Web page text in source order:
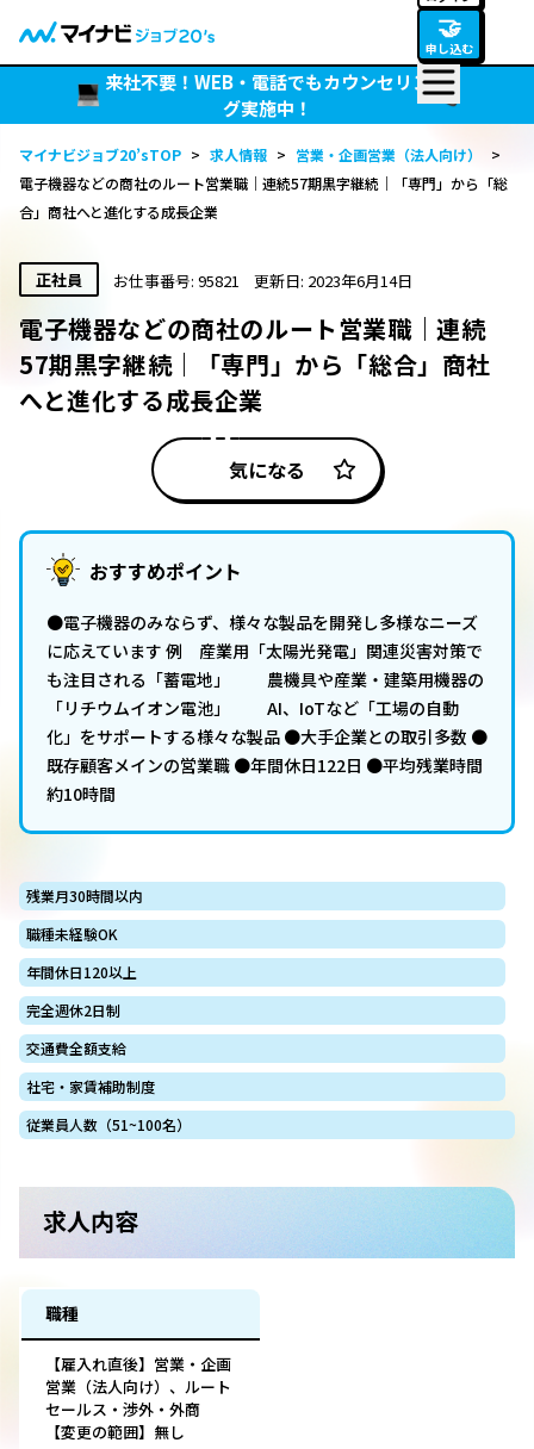
🤝
申し込む
来社不要！WEB・電話でもカウンセリン
グ実施中！
マイナビジョブ20’sTOP > 求人情報 > 営業・企画営業（法人向け）
>
電子機器などの商社のルート営業職｜連続57期黒字継続｜「専門」から「総
合」商社へと進化する成長企業
正社員 お仕事番号: 95821 更新日: 2023年6月14日
電子機器などの商社のルート営業職｜連続
57期黒字継続｜「専門」から「総合」商社
へと進化する成長企業
気になる
おすすめポイント
●電子機器のみならず、様々な製品を開発し多様なニーズ
に応えています 例 産業用「太陽光発電」関連災害対策で
も注目される「蓄電地」 農機具や産業・建築用機器の
「リチウムイオン電池」 AI、IoTなど「工場の自動
化」をサポートする様々な製品 ●大手企業との取引多数 ●
既存顧客メインの営業職 ●年間休日122日 ●平均残業時間
約10時間
残業月30時間以内
職種未経験OK
年間休日120以上
完全週休2日制
交通費全額支給
社宅・家賃補助制度
従業員人数（51~100名）
求人内容
職種
【雇入れ直後】営業・企画
営業（法人向け）、ルート
セールス・渉外・外商
【変更の範囲】無し